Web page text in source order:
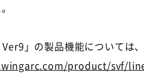
」の製品機能については
product/svf/